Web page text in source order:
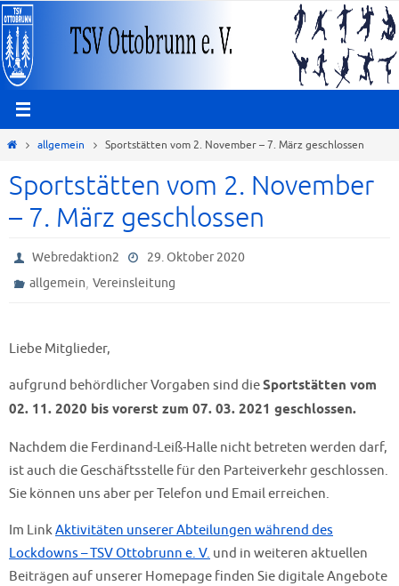
Zum
Inhalt
springen
Startallgemein Sportstätten vom 2. November – 7. März geschlossen
Sportstätten vom 2. November
– 7. März geschlossen
Webredaktion2
29. Oktober 2020
allgemein,Vereinsleitung
Liebe Mitglieder,
aufgrund behördlicher Vorgaben sind dieSportstätten vom
02. 11. 2020 bis vorerst zum 07. 03. 2021 geschlossen.
Nachdem die Ferdinand-Leiß-Halle nicht betreten werden darf,
ist auch die Geschäftsstelle für den Parteiverkehr geschlossen.
Sie können uns aber per Telefon und Email erreichen.
Im LinkAktivitäten unserer Abteilungen während des
Lockdowns – TSV Ottobrunn e. V. und in weiteren aktuellen
Beiträgen auf unserer Homepage finden Sie digitale Angebote